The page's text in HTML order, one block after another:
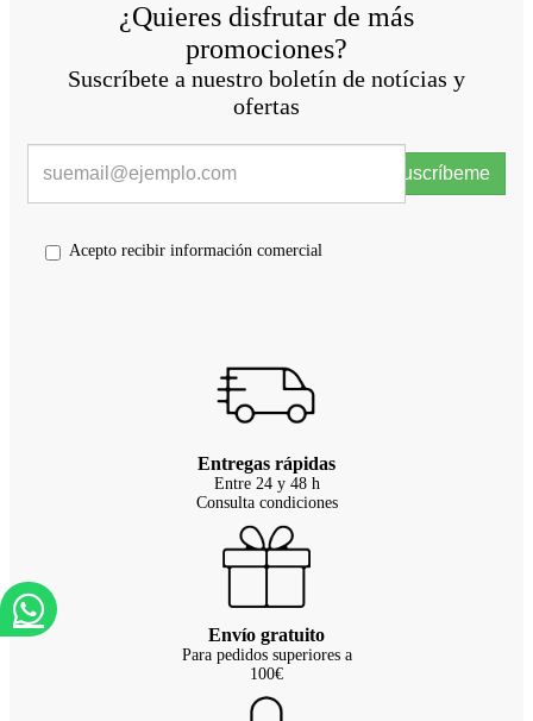
¿Quieres disfrutar de más
promociones?
Suscríbete a nuestro boletín de notícias y
ofertas
Suscríbeme
Acepto recibir información comercial
Entregas rápidas
Entre 24 y 48 h
Consulta condiciones
Envío gratuito
Para pedidos superiores a
100€